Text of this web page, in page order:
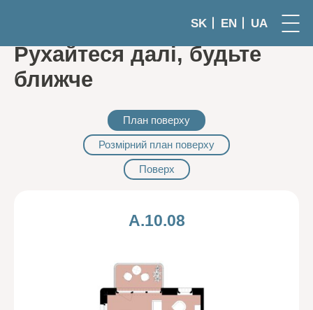
SK EN UA
Рухайтеся далі, будьте
ближче
План поверху
Розмірний план поверху
Поверх
A.10.08